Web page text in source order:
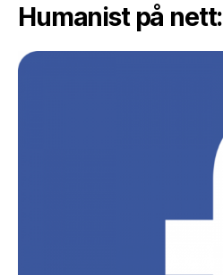
Humanist på nett: